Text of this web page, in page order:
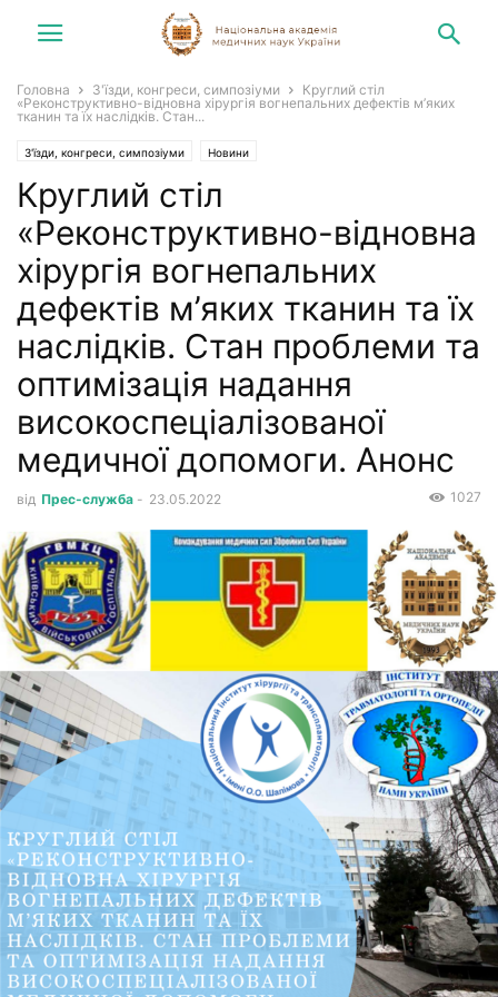
Головна З'їзди, конгреси, симпозіуми
Круглий стіл
«Реконструктивно-відновна хірургія вогнепальних дефектів м’яких
тканин та їх наслідків. Стан...
З'їзди, конгреси, симпозіуми Новини
Круглий стіл
«Реконструктивно-відновна
хірургія вогнепальних
дефектів м’яких тканин та їх
наслідків. Стан проблеми та
оптимізація надання
високоспеціалізованої
медичної допомоги. Анонс
від Прес-служба - 23.05.2022 1027